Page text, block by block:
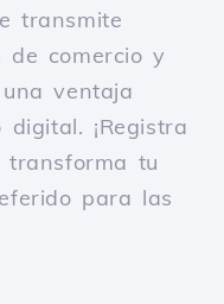
transmite
de comercio y
ventaja
¡Registra
tu
para las